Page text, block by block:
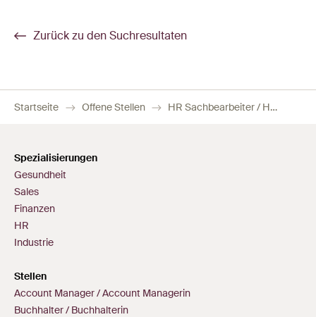
Zurück zu den Suchresultaten
Startseite Offene Stellen HR Sachbearbeiter / HR Sachbearbeiterin 60-80%
Spezialisierungen
Gesundheit
Sales
Finanzen
HR
Industrie
Stellen
Account Manager / Account Managerin
Buchhalter / Buchhalterin